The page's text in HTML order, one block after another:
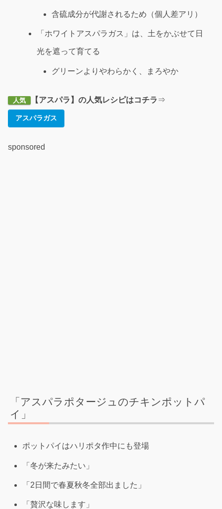
含硫成分が代謝されるため（個人差アリ）
「ホワイトアスパラガス」は、土をかぶせて日
光を遮って育てる
グリーンよりやわらかく、まろやか
人気 【アスパラ】の人気レシピはコチラ ⇒
アスパラガス
sponsored
「アスパラポタージュのチキンポットパ
イ」
ポットパイはハリポタ作中にも登場
「冬が来たみたい」
「2日間で春夏秋冬全部出ました」
「贅沢な味します」